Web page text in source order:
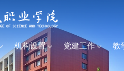
机构设置 党建工作 教